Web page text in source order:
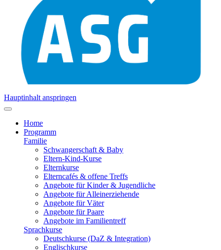
Hauptinhalt anspringen
Home
Programm
Familie
Schwangerschaft & Baby
Eltern-Kind-Kurse
Elternkurse
Elterncafés & offene Treffs
Angebote für Kinder & Jugendliche
Angebote für Alleinerziehende
Angebote für Väter
Angebote für Paare
Angebote im Familientreff
Sprachkurse
Deutschkurse (DaZ & Integration)
Englischkurse